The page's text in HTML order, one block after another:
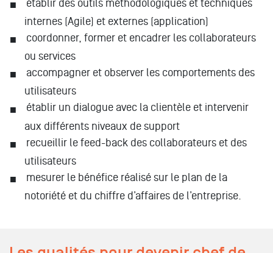
établir des outils méthodologiques et techniques
internes (Agile) et externes (application)
coordonner, former et encadrer les collaborateurs
ou services
accompagner et observer les comportements des
utilisateurs
établir un dialogue avec la clientèle et intervenir
aux différents niveaux de support
recueillir le feed-back des collaborateurs et des
utilisateurs
mesurer le bénéfice réalisé sur le plan de la
notoriété et du chiffre d’affaires de l’entreprise.